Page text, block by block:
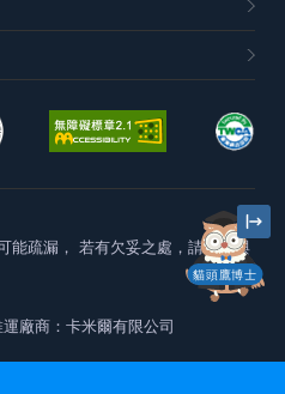
貓頭鷹博士
能疏漏， 若有欠妥之處，請隨時與
運廠商：卡米爾有限公司